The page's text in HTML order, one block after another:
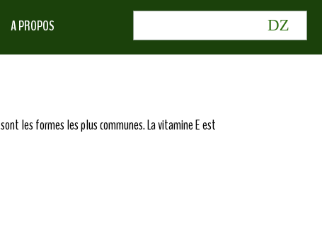
A PROPOS
les formes les plus communes. La vitamine E est